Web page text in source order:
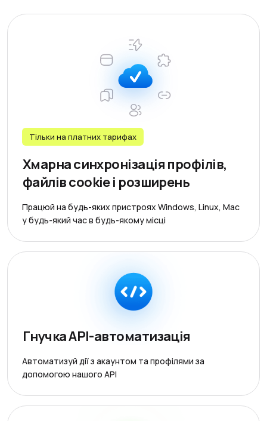
Тільки на платних тарифах
Хмарна синхронізація профілів,
файлів cookie і розширень
Працюй на будь-яких пристроях Windows, Linux, Mac
у будь-який час в будь-якому місці
Гнучка API-автоматизація
Автоматизуй дії з акаунтом та профілями за
допомогою нашого API